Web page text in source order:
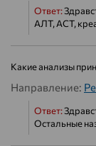
Ответ:
АЛТ, АСТ,
Какие анализы
Направление:
Ответ:
Остальные